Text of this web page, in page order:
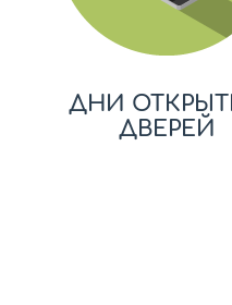
ДНИ
ДВЕРЕЙ